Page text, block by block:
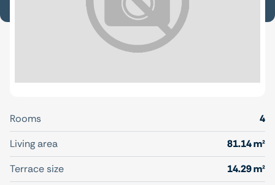
Rooms
4
Living area
81.14 m²
Terrace size
14.29 m²